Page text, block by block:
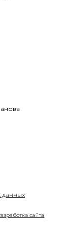
данных
сайта